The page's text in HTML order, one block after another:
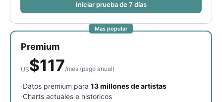
Equipos de A&R
Especialistas en
Gerentes de Artistas
Asociaciones de Marca
Industria Musical
Iniciar prueba de 7 días
Mas popular
Premium
US$117/mes (pago anual)
·Datos premium para 13 millones de artistas
·Charts actuales e historicos